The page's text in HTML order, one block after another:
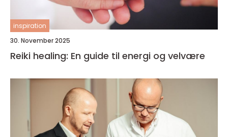
inspiration
30. November 2025
Reiki healing: En guide til energi og velvære